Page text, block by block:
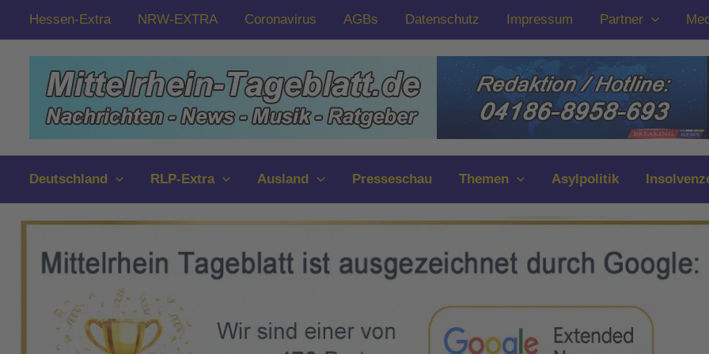
Zum
springen
Hessen-Extra NRW-EXTRA Coronavirus AGBs Datenschutz Impressum Partner
Deutschland RLP-Extra Ausland Presseschau Themen Asylpolitik